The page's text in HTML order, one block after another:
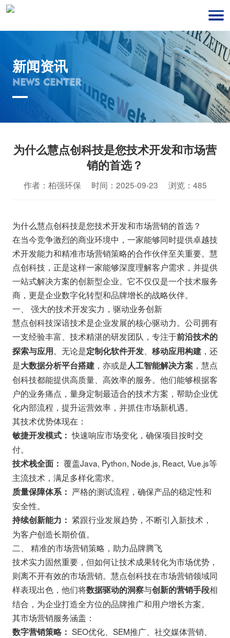
新闻资讯
NEWS CENTER
为什么慧点创科技是您技术开发和市场营
销的首选？
作者：柏强环保 时间：2025-09-23 浏览：485
为什么慧点创科技是您技术开发和市场营销的首选？
在当今竞争激烈的商业环境中，一家能够同时提供卓越技
术开发能力和精准市场营销策略的合作伙伴至关重要。慧
点创科技，正是这样一家能够深度理解客户需求，并提供
一站式解决方案的创新型企业。它不仅仅是一个技术服务
商，更是企业数字化转型和品牌增长的战略伙伴。
一、 强大的技术开发实力，驱动业务创新
慧点创科技深谙技术是企业发展的核心驱动力。公司拥有
一支经验丰富、技术精湛的研发团队，专注于前沿技术的
探索与应用。无论是定制化软件开发、 移动应用构建，还
是大数据分析平台搭建，亦或是人工智能解决方案，慧点
创科技都能提供高质量、高效率的服务。他们能够根据客
户的业务痛点，量身定制最适合的技术方案，帮助企业优
化内部流程，提升运营效率，并抓住市场新机遇。
其技术优势体现在：
敏捷开发模式： 快速响应市场变化，确保项目按时交
付。
技术栈全面： 覆盖Java, Python, Node.js, React, Vue.js等
主流技术，满足多样化需求。
质量保障体系： 严格的测试流程，确保产品的稳定性和
安全性。
持续创新能力： 紧跟行业发展趋势，不断引入新技术，
为客户创造长期价值。
二、 精准的市场营销策略，助力品牌腾飞
技术实力固然重要，但如何让技术成果转化为市场优势，
则离不开有效的市场营销。慧点创科技在市场营销领域同
样表现出色，他们将数据驱动的洞察与创新的营销手段相
结合，为企业打造全方位的品牌推广和用户增长方案。
其市场营销服务涵盖：
数字营销策略： SEO优化、SEM推广、社交媒体营销、